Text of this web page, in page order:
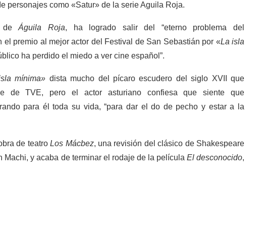
personajes como «Satur» de la serie Aguila Roja.
deÁguila Roja, ha logrado salir del “eterno problema del
el premio al mejor actor del Festival de San Sebastián por «La isla
ha perdido el miedo a ver cine español”.
mínima» dista mucho del pícaro escudero del siglo XVII que
de TVE, pero el actor asturiano confiesa que siente que
para él toda su vida, “para dar el do de pecho y estar a la
de teatroLos Mácbez, una revisión del clásico de Shakespeare
y acaba de terminar el rodaje de la película El desconocido,